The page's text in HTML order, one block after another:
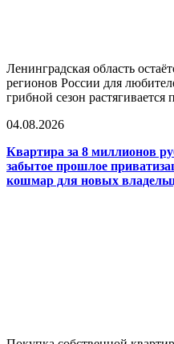
Ленинградская область
регионов России для
грибной сезон растягивается
04.08.2026
Квартира за 8 миллионов
забытое прошлое
кошмар для новых